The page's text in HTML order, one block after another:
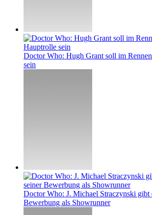
Doctor Who: Hugh Grant soll im
sein
Doctor Who: J. Michael Straczynski gibt
Bewerbung als Showrunner